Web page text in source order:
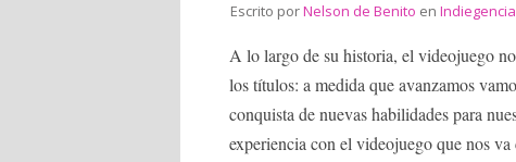
Escrito porNelson de Benito en
A lo largo de su historia, el videojuego
los títulos: a medida que avanzamos
conquista de nuevas habilidades para
experiencia con el videojuego que nos